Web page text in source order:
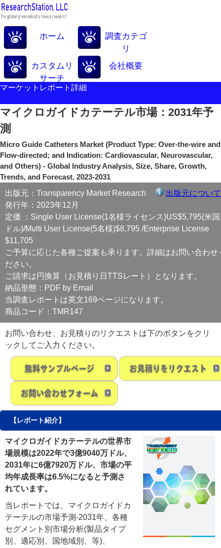
ホーム
調査カテゴ
リ
カスタムリ
サーチ
会社概要
マーケットレポート詳細
マイクロガイドカテーテル市場：2031年予
測
Micro Guide Catheters Market (Product Type: Over-the-wire and
Flow-directed; and Indication: Cardiovascular, Neurovascular,
and Others) - Global Industry Analysis, Size, Share, Growth,
Trends, and Forecast, 2023-2031
出版元：Transparency Market Research
出版元について
発行年：2023年12月
定価 ：Single User License(1名様ライセンス)US$5,795(米国
ドル)/Multi User License(5名様)$8,795 /Enterprise License
$11,705
ご予算に応じた各種ご提案も承ります。詳細はお問い合わせ
ださい。
ご請求は円換算（お見積り日TTSレート）となります。
納品形態：PDF by Email
当調査レポートは英文169ページになります。
商品コード：TMR147
お問い合わせ、お見積りのリクエストは下のボタンをクリ
ックしてご入力ください。
【レポート紹介】
マイクロガイドカテーテルの世界市
場規模は2022年で3億9040万ドル、
2031年に6億7920万ドル、市場の平
均年成長率は6.5%になると予測さ
れています。
当レポートでは、マイクロガイドカ
テーテルの市場予測-2031年、各種
セグメント別市場分析(製品タイプ
別、適応別、国地域別、等)、